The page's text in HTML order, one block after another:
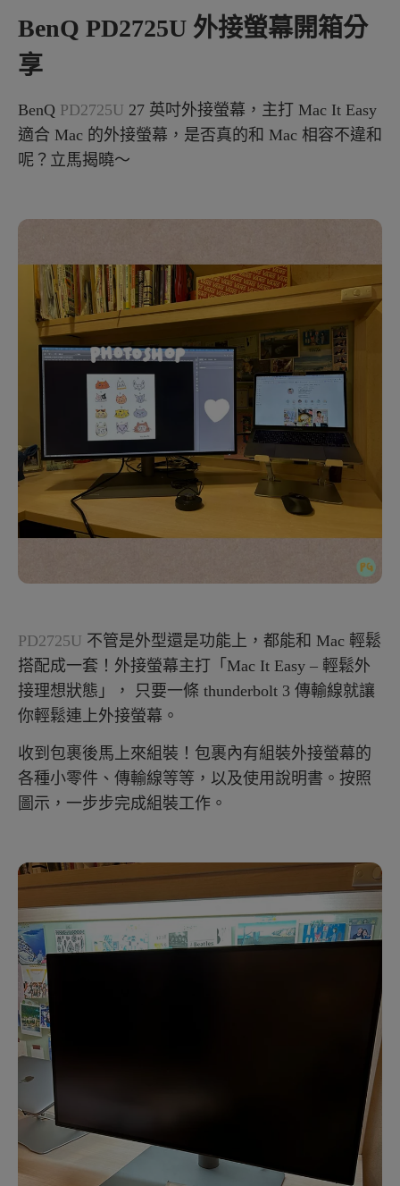
BenQ PD2725U 外接螢幕開箱分
享
BenQ PD2725U 27 英吋外接螢幕，主打 Mac It Easy
適合 Mac 的外接螢幕，是否真的和 Mac 相容不違和
呢？立馬揭曉～
PD2725U 不管是外型還是功能上，都能和 Mac 輕鬆
搭配成一套！外接螢幕主打「Mac It Easy – 輕鬆外
接理想狀態」， 只要一條 thunderbolt 3 傳輸線就讓
你輕鬆連上外接螢幕。
收到包裹後馬上來組裝！包裹內有組裝外接螢幕的
各種小零件、傳輸線等等，以及使用說明書。按照
圖示，一步步完成組裝工作。